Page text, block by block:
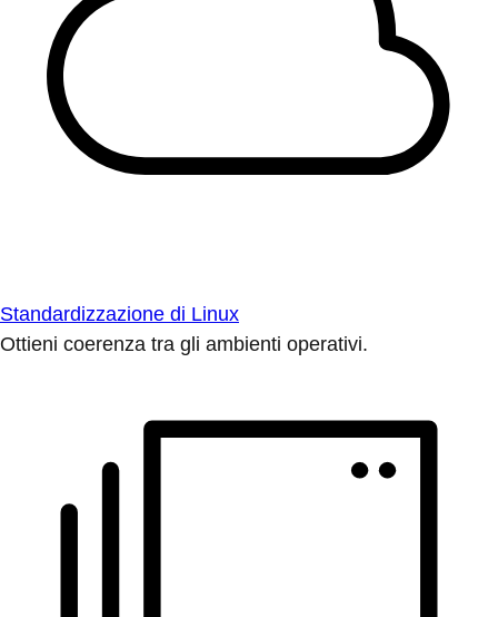
Standardizzazione di Linux
Ottieni coerenza tra gli ambienti operativi.